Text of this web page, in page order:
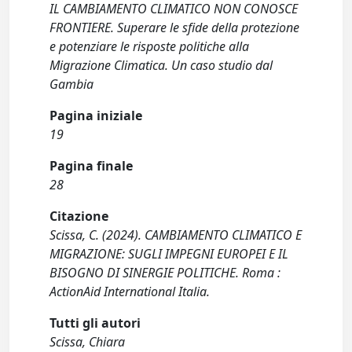
IL CAMBIAMENTO CLIMATICO NON CONOSCE
FRONTIERE. Superare le sfide della protezione
e potenziare le risposte politiche alla
Migrazione Climatica. Un caso studio dal
Gambia
Pagina iniziale
19
Pagina finale
28
Citazione
Scissa, C. (2024). CAMBIAMENTO CLIMATICO E
MIGRAZIONE: SUGLI IMPEGNI EUROPEI E IL
BISOGNO DI SINERGIE POLITICHE. Roma :
ActionAid International Italia.
Tutti gli autori
Scissa, Chiara